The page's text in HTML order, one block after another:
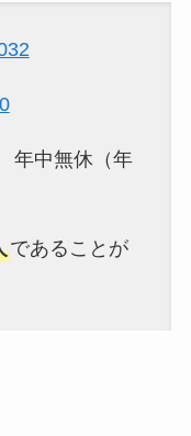
年中無休（年
であることが